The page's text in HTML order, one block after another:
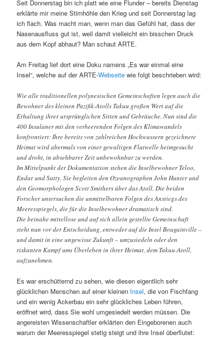
Seit Donnerstag bin ich platt wie eine Flunder – bereits Dienstag
erklärte mir meine Stirnhöhle den Krieg und seit Donnerstag lag
ich flach. Was macht man, wenn man das Gefühl hat, dass der
Nasenausfluss gut ist, weil damit vielleicht ein bisschen Druck
aus dem Kopf abhaut? Man schaut ARTE.
Am Freitag lief dort eine Doku namens „Es war einmal eine
Insel“, welche auf der ARTE-Webseite wie folgt beschrieben wird:
Wie alle traditionellen polynesischen Gemeinschaften legen auch die
Bewohner des kleinen Pazifik-Atolls Takuu großen Wert auf die
Erhaltung ihrer ursprünglichen Sitten und Gebräuche. Nun sind die
400 Insulaner mit den verheerenden Folgen des Klimawandels
konfrontiert: Ihre bereits von zahlreichen Hochwassern gezeichnete
Heimat wird abermals von einer gewaltigen Flutwelle heimgesucht
und droht, in absehbarer Zeit unbewohnbar zu werden.
Im Mittelpunkt der Dokumentation stehen die Inselbewohner Teloo,
Endar und Satty. Sie begleiten den Ozeanographen John Hunter und
den Geomorphologen Scott Smithers über das Atoll. Die beiden
Forscher untersuchen die unmittelbaren Folgen des Anstiegs des
Meeresspiegels, die für die Inselbewohner dramatisch sind.
Die beinahe mittellose und auf sich allein gestellte Gemeinschaft
steht nun vor der Entscheidung, entweder auf die Insel Bougainville –
und damit in eine ungewisse Zukunft – umzusiedeln oder den
riskanten Kampf ums Überleben in ihrer Heimat, dem Takuu-Atoll,
aufzunehmen.
Es war erschütternd zu sehen, wie diesen eigentlich sehr
glücklichen Menschen auf einer kleinen Insel, die von Fischfang
und ein wenig Ackerbau ein sehr glückliches Leben führen,
eröffnet wird, dass Sie wohl umgesiedelt werden müssen. Die
angereisten Wissenschaftler erklärten den Eingeborenen auch
warum der Meeresspiegel stetig steigt und ihre Insel überflutet: